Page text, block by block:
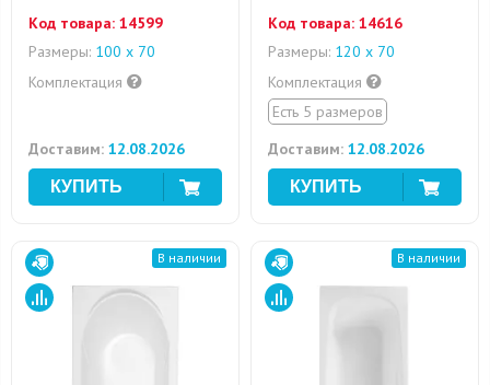
Код товара: 14599
Размеры: 100 х 70
Комплектация
Доставим: 12.08.2026
Код товара: 14616
Размеры: 120 х 70
Комплектация
Есть 5 размеров
Доставим: 12.08.2026
В наличии В наличии